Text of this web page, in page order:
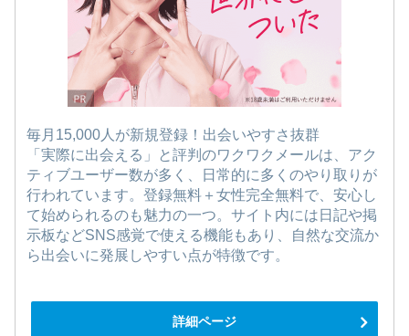
毎月15,000人が新規登録！出会いやすさ抜群
「実際に出会える」と評判のワクワクメールは、アク
ティブユーザー数が多く、日常的に多くのやり取りが
行われています。登録無料＋女性完全無料で、安心し
て始められるのも魅力の一つ。サイト内には日記や掲
示板などSNS感覚で使える機能もあり、自然な交流か
ら出会いに発展しやすい点が特徴です。
詳細ページ